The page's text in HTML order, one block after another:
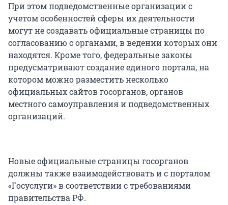
При этом подведомственные организации с
учетом особенностей сферы их деятельности
могут не создавать официальные страницы по
согласованию с органами, в ведении которых они
находятся. Кроме того, федеральные законы
предусматривают создание единого портала, на
котором можно разместить несколько
официальных сайтов госорганов, органов
местного самоуправления и подведомственных
организаций.
Новые официальные страницы госорганов
должны также взаимодействовать и с порталом
«Госуслуги» в соответствии с требованиями
правительства РФ.